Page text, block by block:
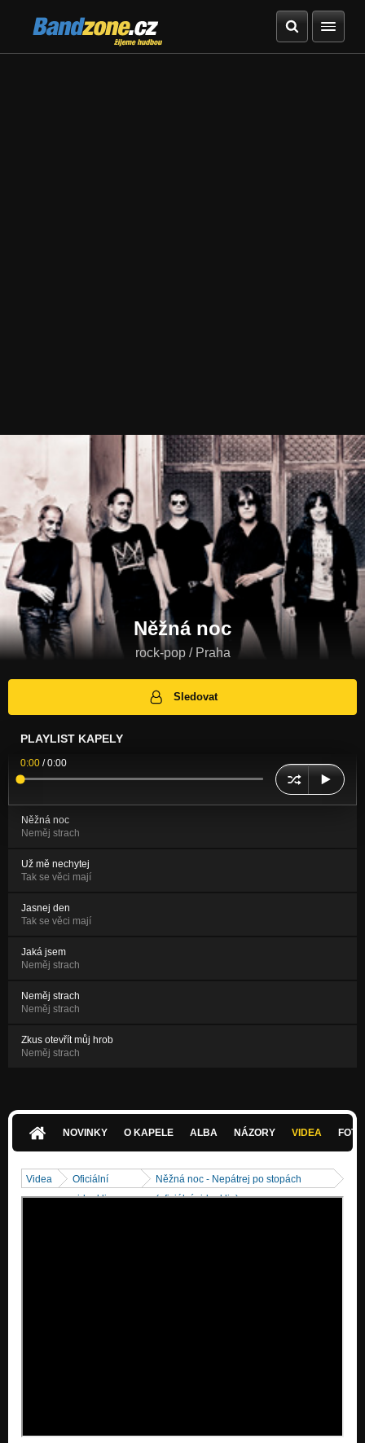
Bandzone.cz
žijeme hudbou
Něžná noc
rock-pop / Praha
Sledovat
PLAYLIST KAPELY
0:00 /0:00
Něžná noc
Neměj strach
Už mě nechytej
Tak se věci mají
Jasnej den
Tak se věci mají
Jaká jsem
Neměj strach
Neměj strach
Neměj strach
Zkus otevřít můj hrob
Neměj strach
NOVINKY O KAPELE ALBA NÁZORY VIDEA
Videa
Oficiální
videoklipy
Něžná noc - Nepátrej po stopách
(oficiální videoklip)